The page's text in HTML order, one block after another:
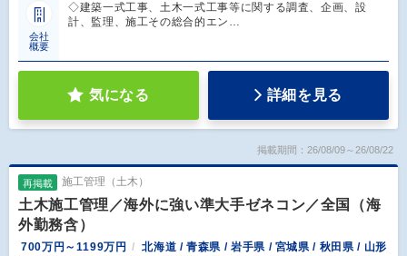
会社
概要
◇建築一式工事、土木一式工事等に関する調査、企画、設
計、監理、施工その総合的エン…
気になる 詳細を見る
掲載期間：26/08/09～26/08/22
再掲載 施工管理（土木）
土木施工管理／海外に強い準大手ゼネコン／全国（海
外勤務含）
700万円～1199万円
北海道 / 青森県 / 岩手県 / 宮城県 / 秋田県 / 山形